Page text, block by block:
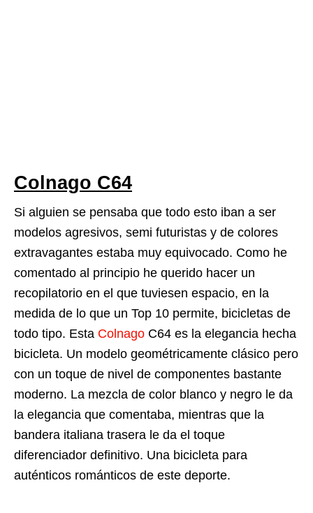
Colnago C64
Si alguien se pensaba que todo esto iban a ser
modelos agresivos, semi futuristas y de colores
extravagantes estaba muy equivocado. Como he
comentado al principio he querido hacer un
recopilatorio en el que tuviesen espacio, en la
medida de lo que un Top 10 permite, bicicletas de
todo tipo. Esta Colnago C64 es la elegancia hecha
bicicleta. Un modelo geométricamente clásico pero
con un toque de nivel de componentes bastante
moderno. La mezcla de color blanco y negro le da
la elegancia que comentaba, mientras que la
bandera italiana trasera le da el toque
diferenciador definitivo. Una bicicleta para
auténticos románticos de este deporte.